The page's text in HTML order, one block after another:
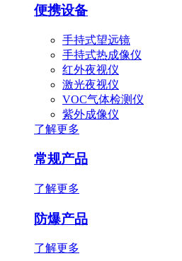
便携设备
手持式望远镜
手持式热成像仪
红外夜视仪
激光夜视仪
VOC气体检测仪
紫外成像仪
了解更多
常规产品
了解更多
防爆产品
了解更多